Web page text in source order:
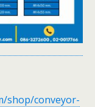
shop/conveyor-